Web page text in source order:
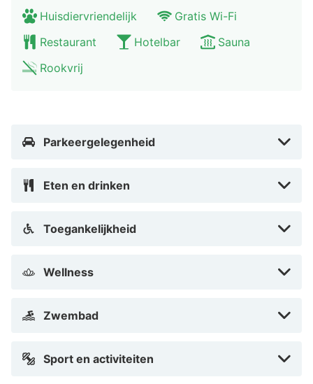
stad staat op de UNESCO Werelderfgoedlijst en is met
een bezoekje aan de Sint-Servaaskerk en het kasteel
Schloss Quedlinburg. Het Europa-Rosarium is een
Huisdiervriendelijk
Gratis Wi-Fi
Restaurant
Hotelbar
Sauna
Rookvrij
Parkeergelegenheid
Eten en drinken
Toegankelijkheid
Wellness
Zwembad
Sport en activiteiten